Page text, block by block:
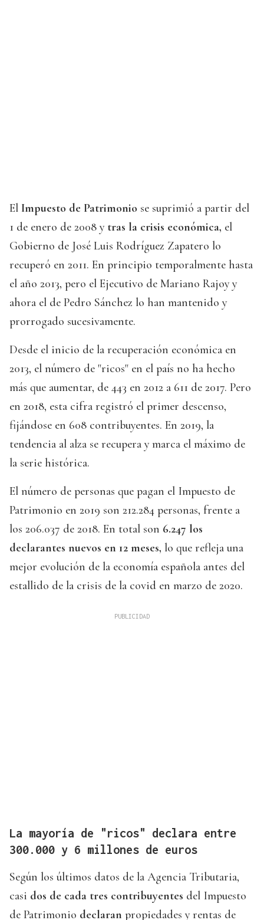
El Impuesto de Patrimonio se suprimió a partir del
1 de enero de 2008 ytras la crisis económica, el
Gobierno de José Luis Rodríguez Zapatero lo
recuperó en 2011. En principio temporalmente hasta
el año 2013, pero el Ejecutivo de Mariano Rajoy y
ahora el de Pedro Sánchez lo han mantenido y
prorrogado sucesivamente.
Desde el inicio de la recuperación económica en
2013, el número de "ricos" en el país no ha hecho
más que aumentar, de 443 en 2012 a 611 de 2017. Pero
en 2018, esta cifra registró el primer descenso,
fijándose en 608 contribuyentes. En 2019, la
tendencia al alza se recupera y marca el máximo de
la serie histórica.
El número de personas que pagan el Impuesto de
Patrimonio en 2019 son 212.284 personas, frente a
los 206.037 de 2018. En total son 6.247 los
declarantes nuevos en 12 meses, lo que refleja una
mejor evolución de la economía española antes del
estallido de la crisis de la covid en marzo de 2020.
La mayoría de "ricos" declara entre
300.000 y 6 millones de euros
Según los últimos datos de la Agencia Tributaria,
casi dos de cada tres contribuyentes del Impuesto
de Patrimonio declaran propiedades y rentas de